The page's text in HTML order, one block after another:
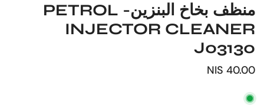
منظف بخاخ البنزين- PETROL
INJECTOR CLEANER
J03130
السعر
40.00 NIS